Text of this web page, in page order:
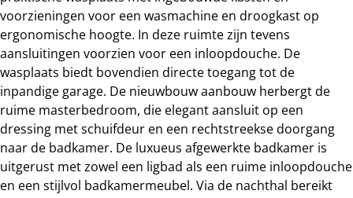
voorzieningen voor een wasmachine en droogkast op
ergonomische hoogte. In deze ruimte zijn tevens
aansluitingen voorzien voor een inloopdouche. De
wasplaats biedt bovendien directe toegang tot de
inpandige garage. De nieuwbouw aanbouw herbergt de
ruime masterbedroom, die elegant aansluit op een
dressing met schuifdeur en een rechtstreekse doorgang
naar de badkamer. De luxueus afgewerkte badkamer is
uitgerust met zowel een ligbad als een ruime inloopdouche
en een stijlvol badkamermeubel. Via de nachthal bereikt